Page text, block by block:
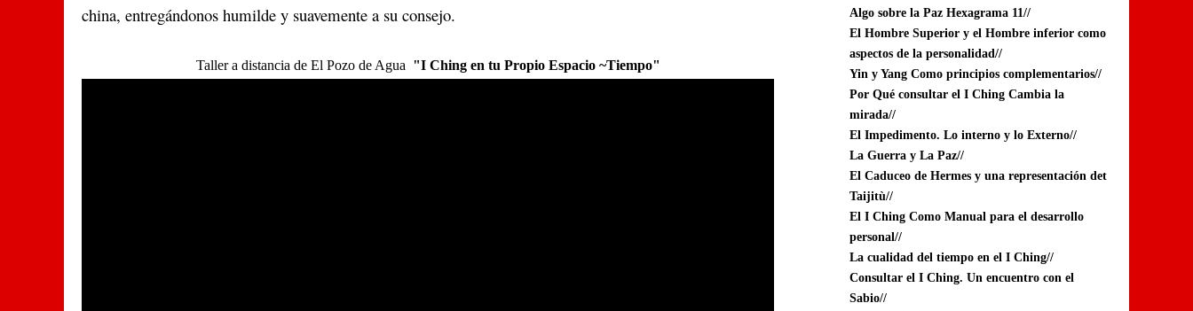
china, entregándonos humilde y suavemente a su consejo.
Taller a distancia de El Pozo de Agua "I Ching en tu Propio Espacio ~Tiempo"
Algo sobre la Paz Hexagrama 11//
El Hombre Superior y el Hombre inferior como
aspectos de la personalidad//
Yin y Yang Como principios complementarios//
Por Qué consultar el I Ching Cambia la
mirada//
El Impedimento. Lo interno y lo Externo//
La Guerra y La Paz//
El Caduceo de Hermes y una representación det
Taijitù//
El I Ching Como Manual para el desarrollo
personal//
La cualidad del tiempo en el I Ching//
Consultar el I Ching. Un encuentro con el
Sabio//